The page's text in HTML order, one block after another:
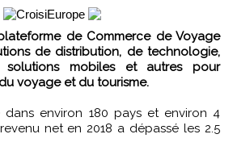
de distribution, de technologie,
solutions mobiles et autres pour
voyage et du tourisme.
dans environ 180 pays et environ 4
net en 2018 a dépassé les 2.5